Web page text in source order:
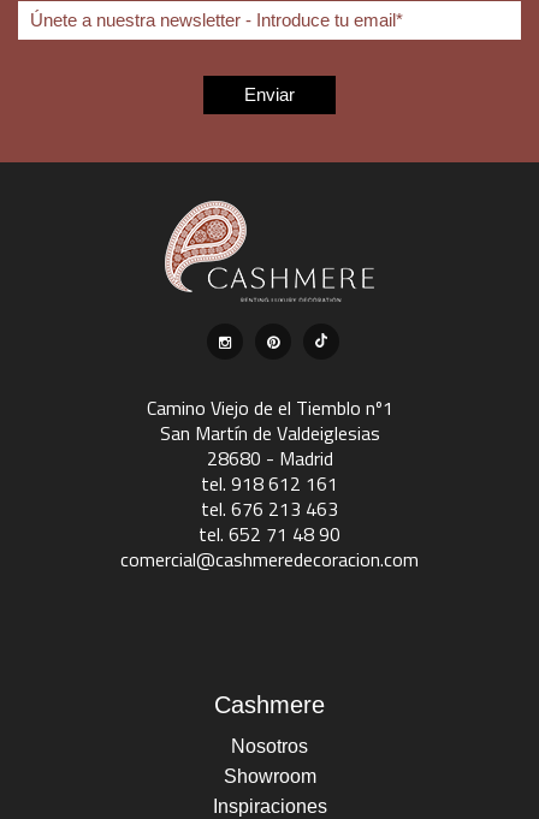
Camino Viejo de el Tiemblo nº1
San Martín de Valdeiglesias
28680 - Madrid
tel. 918 612 161
tel. 676 213 463
tel. 652 71 48 90
comercial@cashmeredecoracion.com
Cashmere
Nosotros
Showroom
Inspiraciones